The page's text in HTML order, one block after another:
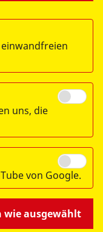
uns, die
von Google.
wie ausgewählt